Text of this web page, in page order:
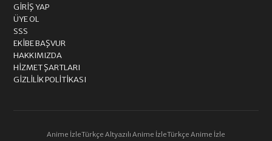
GIRIŞ YAP
ÜYE OL
SSS
EKIBE BAŞVUR
HAKKIMIZDA
HIZMET ŞARTLARI
GIZLILIK POLITIKASI
Anime İzleTürkçe Altyazılı Anime İzleTürkçe Anime İzle